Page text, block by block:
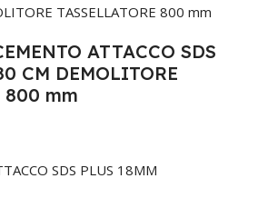
TASSELLATORE 800 mm
ATTACCO SDS
CM DEMOLITORE
800 mm
SDS PLUS 18MM